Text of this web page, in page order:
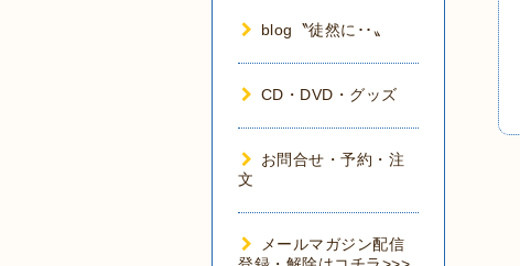
blog〝徒然に･･〟
CD・DVD・グッズ
お問合せ・予約・注
文
メールマガジン配信